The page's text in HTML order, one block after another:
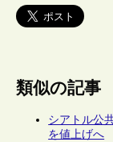
類似の記事
シアトル公
を値上げへ